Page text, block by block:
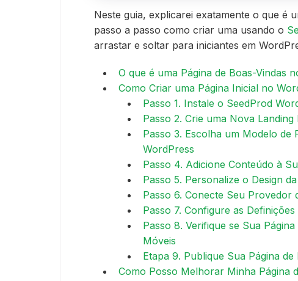
Neste guia, explicarei exatamente o que é
passo a passo como criar uma usando o
arrastar e soltar para iniciantes em
O que é uma Página de Boas-Vindas
Como Criar uma Página Inicial no
Passo 1. Instale o SeedProd
Passo 2. Crie uma Nova
Passo 3. Escolha um Modelo de
WordPress
Passo 4. Adicione Conteúdo à
Passo 5. Personalize o Design
Passo 6. Conecte Seu Provedor
Passo 7. Configure as
Passo 8. Verifique se Sua
Móveis
Etapa 9. Publique Sua Página
Como Posso Melhorar Minha Página